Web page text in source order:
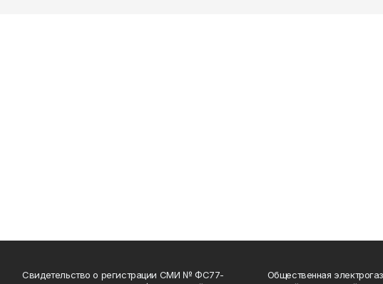
Свидетельство о регистрации СМИ № ФС77-
Общественная